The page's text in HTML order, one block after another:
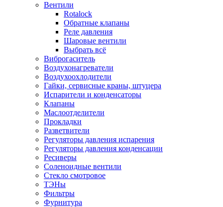
Вентили
Rotalock
Обратные клапаны
Реле давления
Шаровые вентили
Выбрать всё
Виброгаситель
Воздухонагреватели
Воздухоохлодители
Гайки, сервисные краны, штуцера
Испарители и конденсаторы
Клапаны
Маслоотделители
Прокладки
Разветвители
Регуляторы давления испарения
Регуляторы давления конденсации
Ресиверы
Соленоидные вентили
Стекло смотровое
ТЭНы
Фильтры
Фурнитура